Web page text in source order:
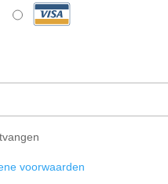
voorwaarden